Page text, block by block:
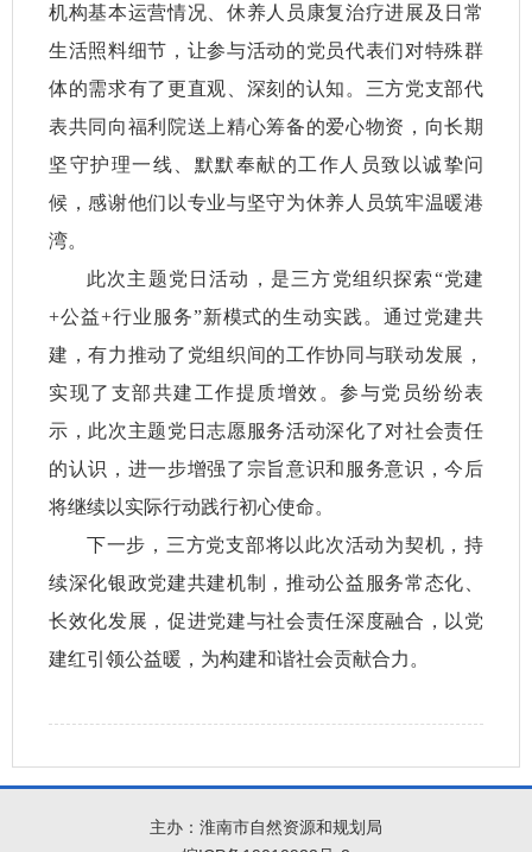
机构基本运营情况、休养人员康复治疗进展及日常
生活照料细节，让参与活动的党员代表们对特殊群
体的需求有了更直观、深刻的认知。三方党支部代
表共同向福利院送上精心筹备的爱心物资，向长期
坚守护理一线、默默奉献的工作人员致以诚挚问
候，感谢他们以专业与坚守为休养人员筑牢温暖港
湾。
此次主题党日活动，是三方党组织探索“党建
+公益+行业服务”新模式的生动实践。通过党建共
建，有力推动了党组织间的工作协同与联动发展，
实现了支部共建工作提质增效。参与党员纷纷表
示，此次主题党日志愿服务活动深化了对社会责任
的认识，进一步增强了宗旨意识和服务意识，今后
将继续以实际行动践行初心使命。
下一步，三方党支部将以此次活动为契机，持
续深化银政党建共建机制，推动公益服务常态化、
长效化发展，促进党建与社会责任深度融合，以党
建红引领公益暖，为构建和谐社会贡献合力。
主办：淮南市自然资源和规划局